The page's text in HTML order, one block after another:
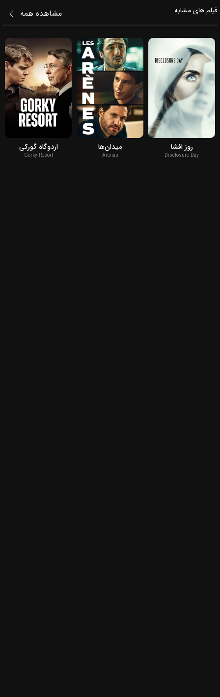
فیلم‌ های مشابه مشاهده همه
2026
روز افشا
Disclosure Day
2024
میدان‌ها
Arenas
2026
اردوگاه گورکی
Gorky Resort